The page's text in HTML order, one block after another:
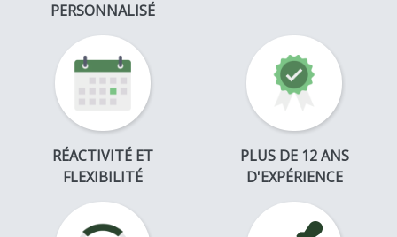
PERSONNALISÉ
RÉACTIVITÉ ET
FLEXIBILITÉ
PLUS DE 12 ANS
D'EXPÉRIENCE